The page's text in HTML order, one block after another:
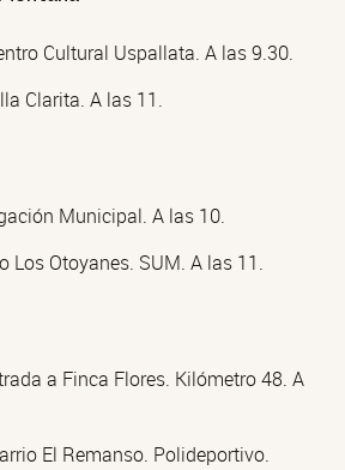
Cultural Uspallata. A las 9.30.
Clarita. A las 11.
Municipal. A las 10.
Los Otoyanes. SUM. A las 11.
a Finca Flores. Kilómetro 48. A
El Remanso. Polideportivo.